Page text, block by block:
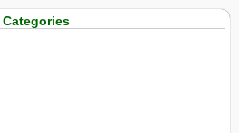
Categories